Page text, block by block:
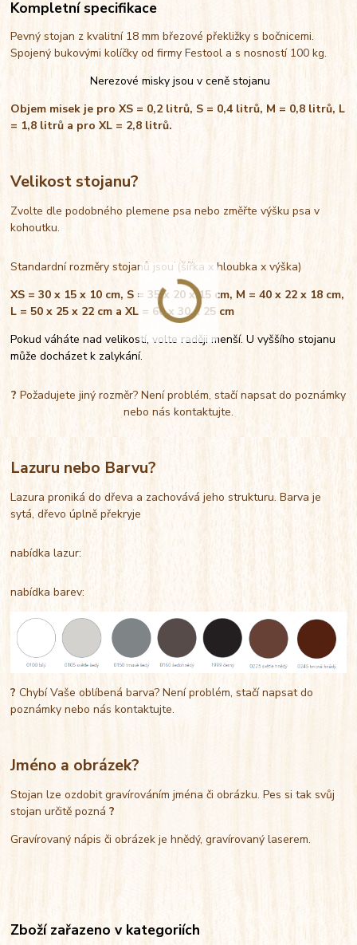
Kompletní specifikace
Pevný stojan z kvalitní 18 mm březové překližky s bočnicemi.
Spojený bukovými kolíčky od firmy Festool a s nosností 100 kg.
Nerezové misky jsou v ceně stojanu
Objem misek je pro XS = 0,2 litrů, S = 0,4 litrů, M = 0,8 litrů, L
= 1,8 litrů a pro XL = 2,8 litrů.
Velikost stojanu?
Zvolte dle podobného plemene psa nebo změřte výšku psa v
kohoutku.
Standardní rozměry stojanů jsou (šířka x hloubka x výška)
XS = 30 x 15 x 10 cm, S = 35 x 20 x 15 cm, M = 40 x 22 x 18 cm,
L = 50 x 25 x 22 cm a XL = 60 x 30 x 25 cm
Pokud váháte nad velikostí, volte raději menší. U vyššího stojanu
může docházet k zalykání.
? Požadujete jiný rozměr? Není problém, stačí napsat do poznámky
nebo nás kontaktujte.
Lazuru nebo Barvu?
Lazura proniká do dřeva a zachovává jeho strukturu. Barva je
sytá, dřevo úplně překryje
nabídka lazur:
nabídka barev:
?Chybí Vaše oblíbená barva? Není problém, stačí napsat do
poznámky nebo nás kontaktujte.
Jméno a obrázek?
Stojan lze ozdobit gravírováním jména či obrázku. Pes si tak svůj
stojan určitě pozná?
Gravírovaný nápis či obrázek je hnědý, gravírovaný laserem.
Zboží zařazeno v kategoriích